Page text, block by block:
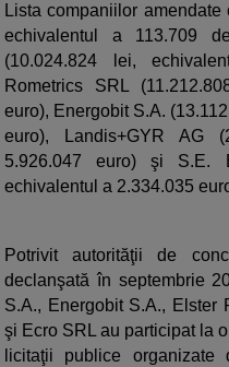
Lista companiilor
echivalentul a 113.709
(10.024.824 lei,
Rometrics SRL
euro), Energobit S.A.
euro), Landis+GYR AG
5.926.047 euro) şi S.E.
echivalentul a 2.334.035
Potrivit autorităţii de
declanşată în septembrie
S.A., Energobit S.A., Elster
şi Ecro SRL au participat la
licitaţii publice